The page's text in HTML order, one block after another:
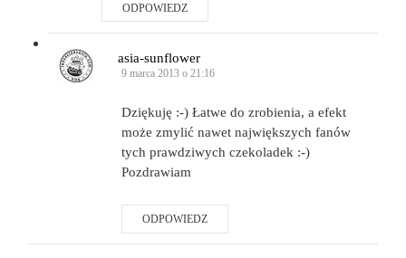
ODPOWIEDZ
asia-sunflower
9 marca 2013 o 21:16
Dziękuję :-) Łatwe do zrobienia, a efekt
może zmylić nawet największych fanów
tych prawdziwych czekoladek :-)
Pozdrawiam
ODPOWIEDZ